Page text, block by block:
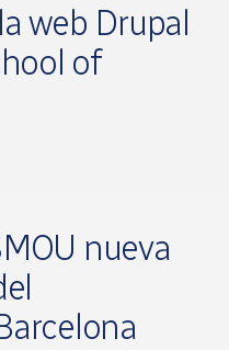
web Drupal
of
nueva